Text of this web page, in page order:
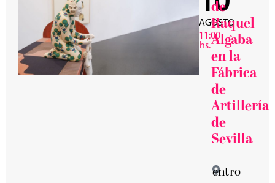
AGOSTO
11:00
hs.
de
Raquel
Algaba
en la
Fábrica
de
Artillería
de
Sevilla
entro